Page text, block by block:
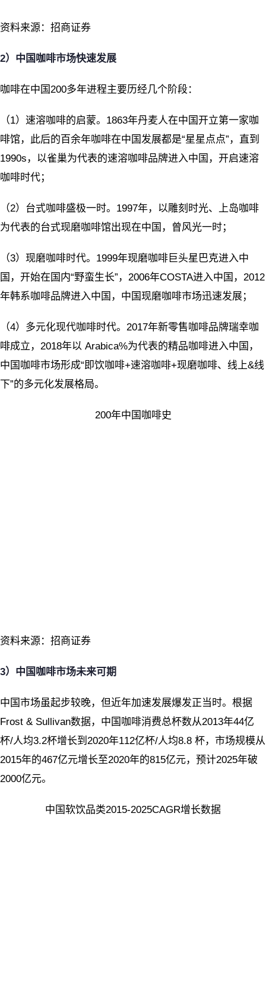
资料来源：招商证券
2）中国咖啡市场快速发展
咖啡在中国200多年进程主要历经几个阶段：
（1）速溶咖啡的启蒙。1863年丹麦人在中国开立第一家咖
啡馆，此后的百余年咖啡在中国发展都是“星星点点”，直到
1990s，以雀巢为代表的速溶咖啡品牌进入中国，开启速溶
咖啡时代；
（2）台式咖啡盛极一时。1997年，以雕刻时光、上岛咖啡
为代表的台式现磨咖啡馆出现在中国，曾风光一时；
（3）现磨咖啡时代。1999年现磨咖啡巨头星巴克进入中
国，开始在国内“野蛮生长”，2006年COSTA进入中国，2012
年韩系咖啡品牌进入中国，中国现磨咖啡市场迅速发展；
（4）多元化现代咖啡时代。2017年新零售咖啡品牌瑞幸咖
啡成立，2018年以 Arabica%为代表的精品咖啡进入中国，
中国咖啡市场形成“即饮咖啡+速溶咖啡+现磨咖啡、线上&线
下”的多元化发展格局。
200年中国咖啡史
资料来源：招商证券
3）中国咖啡市场未来可期
中国市场虽起步较晚，但近年加速发展爆发正当时。根据
Frost & Sullivan数据，中国咖啡消费总杯数从2013年44亿
杯/人均3.2杯增长到2020年112亿杯/人均8.8 杯，市场规模从
2015年的467亿元增长至2020年的815亿元，预计2025年破
2000亿元。
中国软饮品类2015-2025CAGR增长数据